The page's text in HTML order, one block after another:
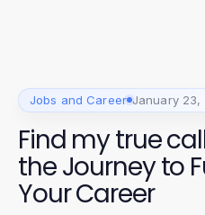
Jobs and Career January 23,
Find my true
the Journey to
Your Career